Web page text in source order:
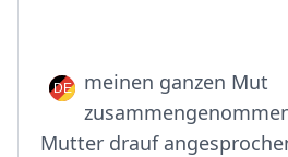
meinen ganzen Mut
Mutter drauf